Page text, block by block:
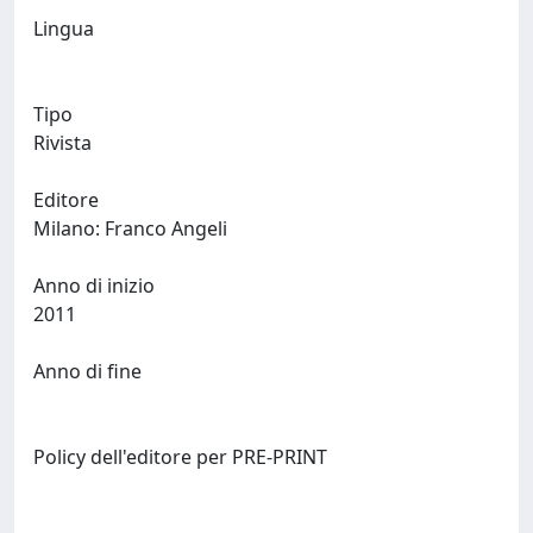
Lingua
Tipo
Rivista
Editore
Anno di inizio
Anno di fine
Policy dell'editore per PRE-PRINT